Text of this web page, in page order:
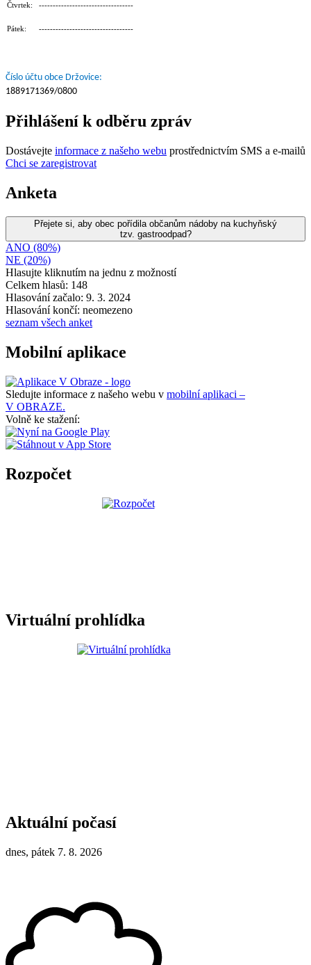
Čtvrtek: ----------------------------------
Pátek: ----------------------------------
Číslo účtu obce Držovice:
1889171369/0800
Přihlášení k odběru zpráv
Dostávejte informace z našeho webu prostřednictvím SMS a e-mailů
Chci se zaregistrovat
Anketa
Přejete si, aby obec pořídila občanům nádoby na kuchyňský
tzv. gastroodpad?
ANO (80%)
NE (20%)
Hlasujte kliknutím na jednu z možností
Celkem hlasů: 148
Hlasování začalo: 9. 3. 2024
Hlasování končí: neomezeno
seznam všech anket
Mobilní aplikace
Sledujte informace z našeho webu v mobilní aplikaci –
V OBRAZE.
Volně ke stažení:
Rozpočet
Virtuální prohlídka
Aktuální počasí
dnes, pátek 7. 8. 2026